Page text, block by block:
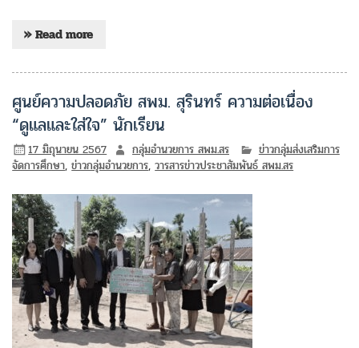
» Read more
ศูนย์ความปลอดภัย สพม. สุรินทร์ ความต่อเนื่อง
“ดูแลและใส่ใจ” นักเรียน
17 มิถุนายน 2567 กลุ่มอำนวยการ สพม.สร
ข่าวกลุ่มส่งเสริมการ
จัดการศึกษา,ข่าวกลุ่มอำนวยการ,วารสารข่าวประชาสัมพันธ์ สพม.สร